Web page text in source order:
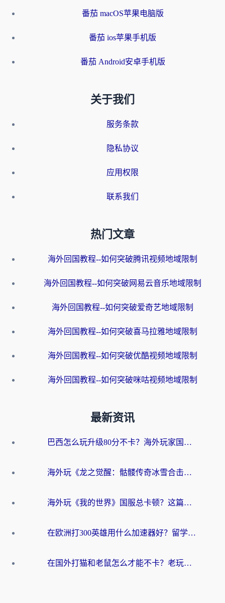
番茄 macOS苹果电脑版
番茄 ios苹果手机版
番茄 Android安卓手机版
关于我们
服务条款
隐私协议
应用权限
联系我们
热门文章
海外回国教程--如何突破腾讯视频地域限制
海外回国教程--如何突破网易云音乐地域限制
海外回国教程--如何突破爱奇艺地域限制
海外回国教程--如何突破喜马拉雅地域限制
海外回国教程--如何突破优酷视频地域限制
海外回国教程--如何突破咪咕视频地域限制
最新资讯
巴西怎么玩升级80分不卡？海外玩家国服游戏加速器终极指南（附避坑技巧）
海外玩《龙之觉醒：骷髅传奇冰雪合击》延迟高？这篇指南帮你解决卡顿烦恼！
海外玩《我的世界》国服总卡顿？这篇我的世界游戏加速器指南帮你解决所有问题
在欧洲打300英雄用什么加速器好？留学生亲测有效的解决方案来了
在国外打猫和老鼠怎么才能不卡？老玩家亲测的终极加速指南